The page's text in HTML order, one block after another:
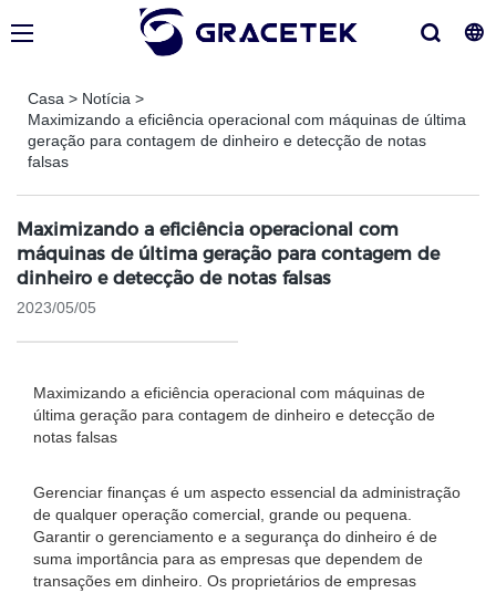
Casa > Notícia >
Maximizando a eficiência operacional com máquinas de última
geração para contagem de dinheiro e detecção de notas
falsas
Maximizando a eficiência operacional com
máquinas de última geração para contagem de
dinheiro e detecção de notas falsas
2023/05/05
Maximizando a eficiência operacional com máquinas de
última geração para contagem de dinheiro e detecção de
notas falsas
Gerenciar finanças é um aspecto essencial da administração
de qualquer operação comercial, grande ou pequena.
Garantir o gerenciamento e a segurança do dinheiro é de
suma importância para as empresas que dependem de
transações em dinheiro. Os proprietários de empresas